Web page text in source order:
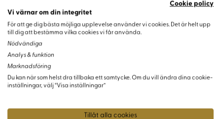
resurs. Deras kombination av styrka och estetisk tilltalelse
hantverkare.
Varianter
Cookie policy
Vi värnar om din integritet
För att ge dig bästa möjliga upplevelse använder vi cookies. Det är helt upp
till dig att bestämma vilka cookies vi får använda.
Nödvändiga
Analys & funktion
Marknadsföring
Du kan när som helst dra tillbaka ett samtycke. Om du vill ändra dina cookie-
inställningar, välj “Visa inställningar”
Tillåt alla cookies